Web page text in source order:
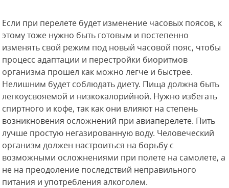
Если при перелете будет изменение часовых поясов, к
этому тоже нужно быть готовым и постепенно
изменять свой режим под новый часовой пояс, чтобы
процесс адаптации и перестройки биоритмов
организма прошел как можно легче и быстрее.
Нелишним будет соблюдать диету. Пища должна быть
легкоусвояемой и низкокалорийной. Нужно избегать
спиртного и кофе, так как они влияют на степень
возникновения осложнений при авиаперелете. Пить
лучше простую негазированную воду. Человеческий
организм должен настроиться на борьбу с
возможными осложнениями при полете на самолете, а
не на преодоление последствий неправильного
питания и употребления алкоголем.